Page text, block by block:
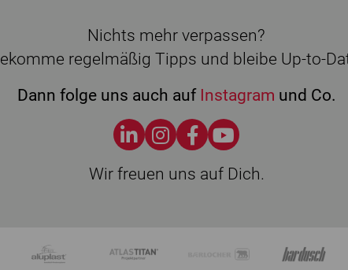
Nichts mehr verpassen?
regelmäßig Tipps und bleibe Up-to-
Dann folge uns auch auf Instagram und Co.
Wir freuen uns auf Dich.